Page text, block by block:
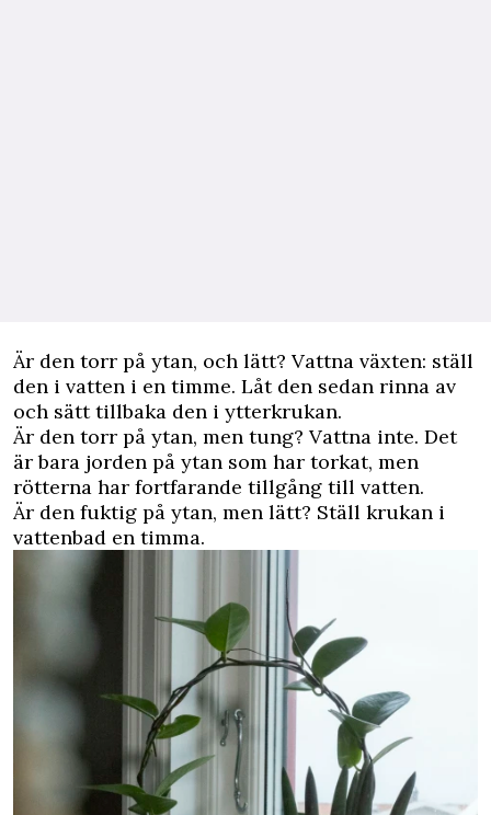
Är den torr på ytan, och lätt? Vattna växten: ställ
den i vatten i en timme. Låt den sedan rinna av
och sätt tillbaka den i ytterkrukan.
Är den torr på ytan, men tung? Vattna inte. Det
är bara jorden på ytan som har torkat, men
rötterna har fortfarande tillgång till vatten.
Är den fuktig på ytan, men lätt? Ställ krukan i
vattenbad en timma.